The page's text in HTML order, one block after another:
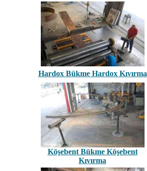
Hardox Bükme Hardox Kıvırma
Köşebent Bükme Köşebent
Kıvırma